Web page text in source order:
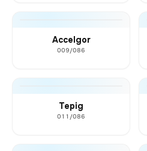
Accelgor
009/086
Tepig
011/086